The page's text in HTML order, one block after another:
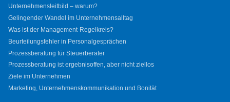
Unternehmensleitbild – warum?
Gelingender Wandel im Unternehmensalltag
Was ist der Management-Regelkreis?
Beurteilungsfehler in Personalgesprächen
Prozessberatung für Steuerberater
Prozessberatung ist ergebnisoffen, aber nicht ziellos
Ziele im Unternehmen
Marketing, Unternehmenskommunikation und Bonität